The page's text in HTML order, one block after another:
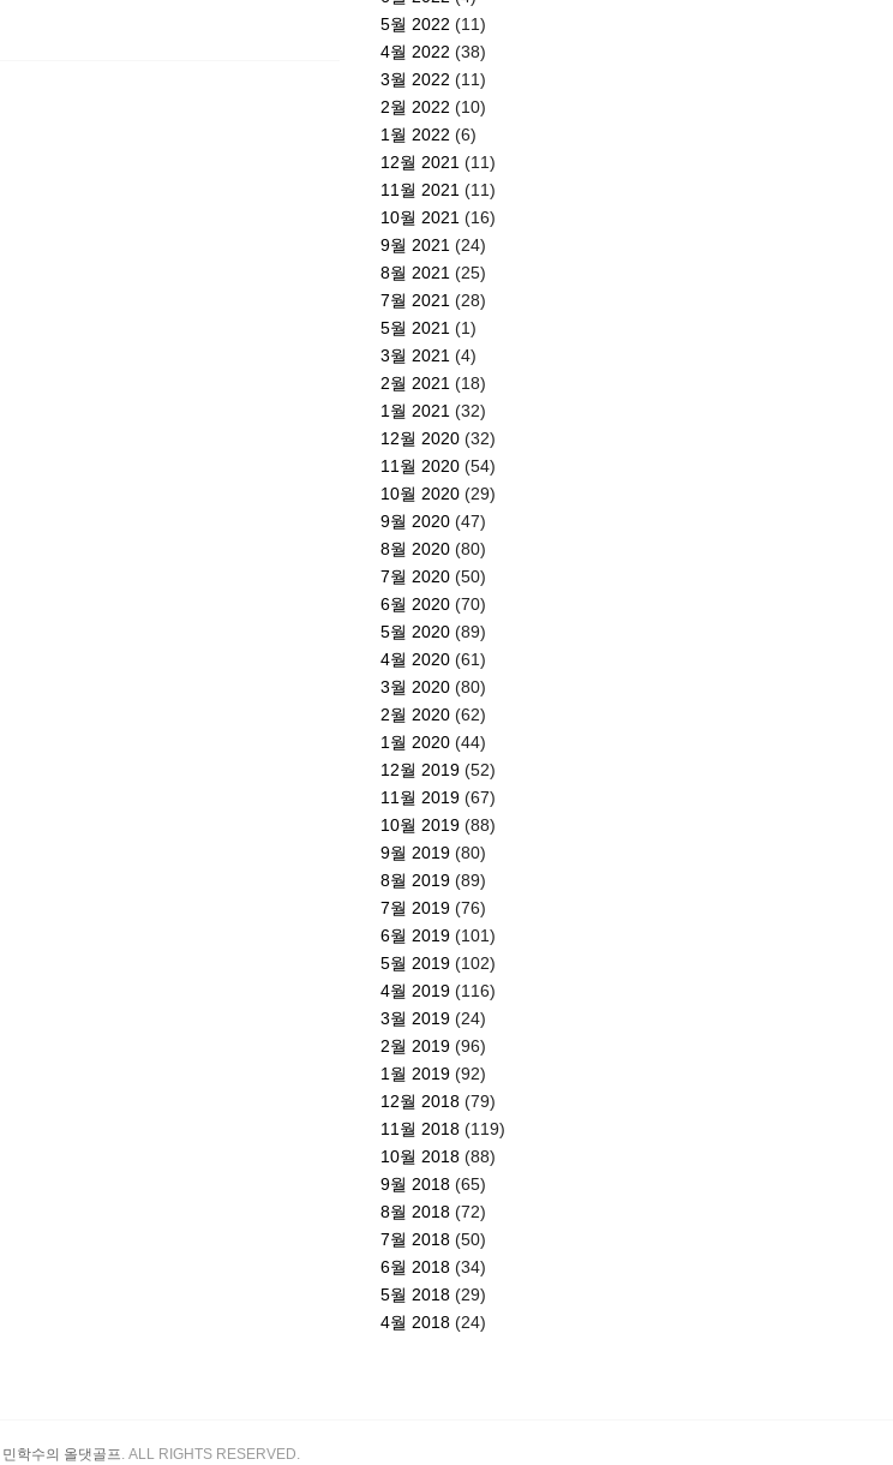
5월 2022 (11)
4월 2022 (38)
3월 2022 (11)
2월 2022 (10)
1월 2022 (6)
12월 2021 (11)
11월 2021 (11)
10월 2021 (16)
9월 2021 (24)
8월 2021 (25)
7월 2021 (28)
5월 2021 (1)
3월 2021 (4)
2월 2021 (18)
1월 2021 (32)
12월 2020 (32)
11월 2020 (54)
10월 2020 (29)
9월 2020 (47)
8월 2020 (80)
7월 2020 (50)
6월 2020 (70)
5월 2020 (89)
4월 2020 (61)
3월 2020 (80)
2월 2020 (62)
1월 2020 (44)
12월 2019 (52)
11월 2019 (67)
10월 2019 (88)
9월 2019 (80)
8월 2019 (89)
7월 2019 (76)
6월 2019 (101)
5월 2019 (102)
4월 2019 (116)
3월 2019 (24)
2월 2019 (96)
1월 2019 (92)
12월 2018 (79)
11월 2018 (119)
10월 2018 (88)
9월 2018 (65)
8월 2018 (72)
7월 2018 (50)
6월 2018 (34)
5월 2018 (29)
4월 2018 (24)
민학수의 올댓골프. ALL RIGHTS RESERVED.